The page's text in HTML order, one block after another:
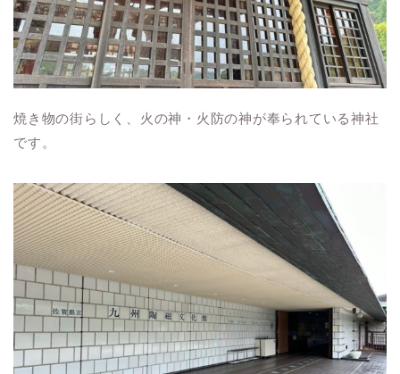
焼き物の街らしく、火の神・火防の神が奉られている神社
です。